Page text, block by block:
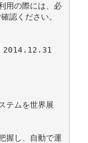
用の際には、必
認ください。
2014.12.31
テムを世界展
握し、自動で運